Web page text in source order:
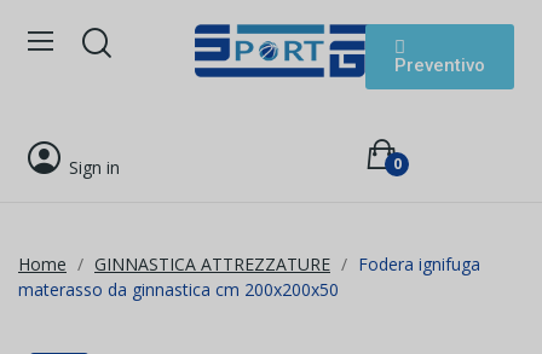
Preventivo
Sign in 0
Home GINNASTICA ATTREZZATURE
Fodera ignifuga
materasso da ginnastica cm 200x200x50